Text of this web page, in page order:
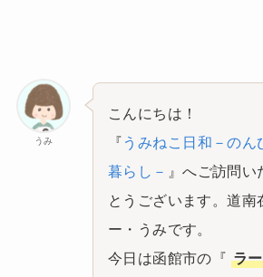
うみ
こんにちは！
『 うみねこ日和－のん
暮らし－ 』へご訪問い
とうございます。道南
ー・うみです。
今日は函館市の『 ラ